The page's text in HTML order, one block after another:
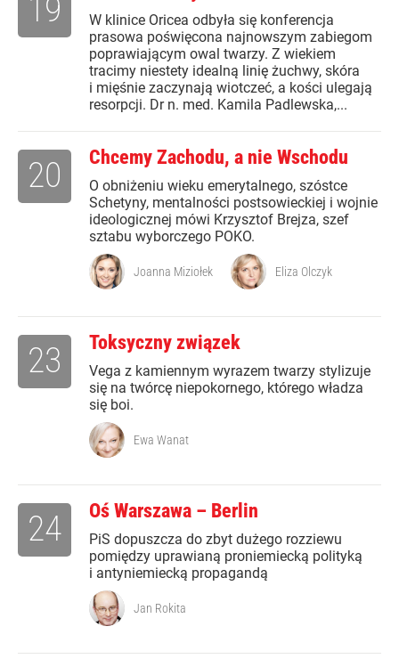
W klinice Oricea odbyła się konferencja
prasowa poświęcona najnowszym zabiegom
poprawiającym owal twarzy. Z wiekiem
tracimy niestety idealną linię żuchwy, skóra
i mięśnie zaczynają wiotczeć, a kości ulegają
resorpcji. Dr n. med. Kamila Padlewska,...
19
Chcemy Zachodu, a nie Wschodu
O obniżeniu wieku emerytalnego, szóstce
Schetyny, mentalności postsowieckiej i wojnie
ideologicznej mówi Krzysztof Brejza, szef
sztabu wyborczego POKO.
20
Joanna Miziołek Eliza Olczyk
Toksyczny związek
Vega z kamiennym wyrazem twarzy stylizuje
się na twórcę niepokornego, którego władza
się boi.
23
Ewa Wanat
Oś Warszawa – Berlin
PiS dopuszcza do zbyt dużego rozziewu
pomiędzy uprawianą proniemiecką polityką
i antyniemiecką propagandą
24
Jan Rokita